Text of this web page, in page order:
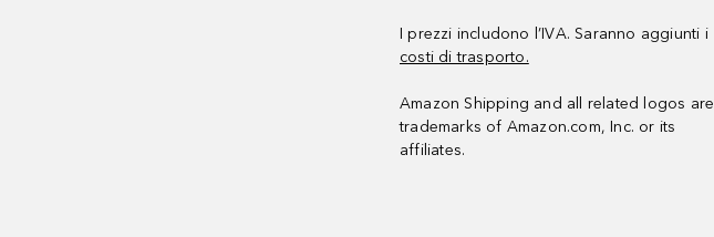
I prezzi includono l’IVA. Saranno aggiunti i
costi di trasporto.
Amazon Shipping and all related logos are
trademarks of Amazon.com, Inc. or its
affiliates.